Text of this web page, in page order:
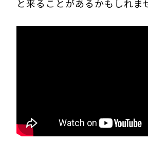
と来ることがあるかもしれま